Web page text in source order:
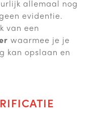
allemaal nog
evidentie.
van een
waarmee je je
kan opslaan en